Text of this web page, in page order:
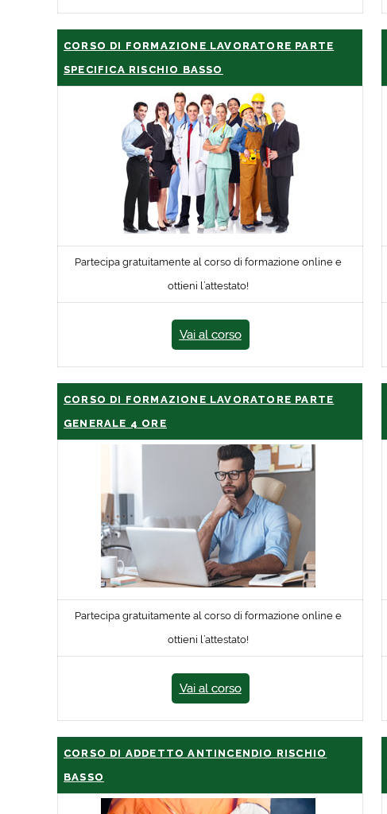
CORSO DI FORMAZIONE LAVORATORE PARTE
SPECIFICA RISCHIO BASSO
Partecipa gratuitamente al corso di formazione online e
ottieni l’attestato!
Vai al corso
CORSO DI FORMAZIONE LAVORATORE PARTE
GENERALE 4 ORE
Partecipa gratuitamente al corso di formazione online e
ottieni l’attestato!
Vai al corso
CORSO DI ADDETTO ANTINCENDIO RISCHIO
BASSO